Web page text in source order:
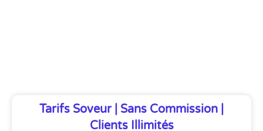
Tarifs Soveur | Sans Commission |
Clients Illimités